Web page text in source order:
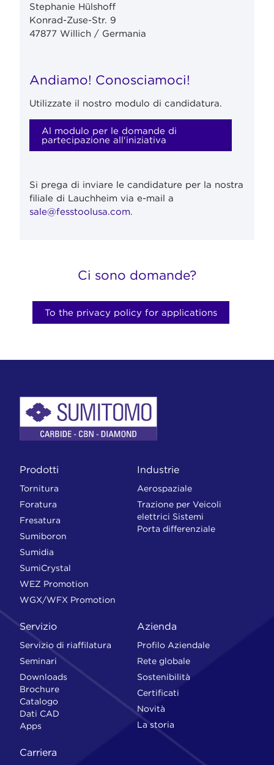
Stephanie Hülshoff
Konrad-Zuse-Str. 9
47877 Willich / Germania
Andiamo! Conosciamoci!
Utilizzate il nostro modulo di candidatura.
Al modulo per le domande di
partecipazione all'iniziativa
Si prega di inviare le candidature per la nostra
filiale di Lauchheim via e-mail a
sale@fesstoolusa.com.
Ci sono domande?
To the privacy policy for applications
Prodotti
Tornitura
Foratura
Fresatura
Sumiboron
Sumidia
SumiCrystal
WEZ Promotion
WGX/WFX Promotion
Industrie
Aerospaziale
Trazione per Veicoli
elettrici Sistemi
Porta differenziale
Servizio
Servizio di riaffilatura
Seminari
Downloads
Brochure
Catalogo
Dati CAD
Apps
Azienda
Profilo Aziendale
Rete globale
Sostenibilità
Certificati
Novità
La storia
Carriera